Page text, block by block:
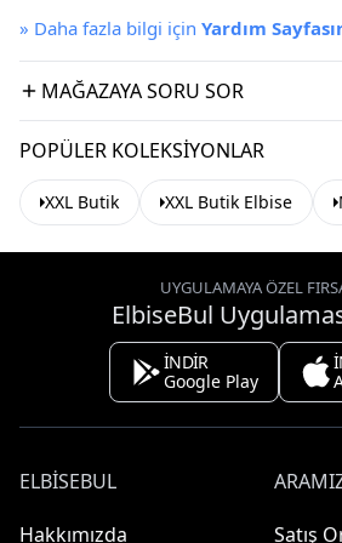
» Daha fazla bilgi için Yardım
MAĞAZAYA SORU SOR
POPÜLER KOLEKSIYONLAR
XXL Butik XXL Butik Elbise
UYGULAMAYA ÖZEL
ElbiseBul
İNDİR
Google Play
ELBISEBUL
Hakkımızda
Satış